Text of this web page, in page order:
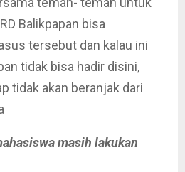
Balikpapan bisa
tersebut dan kalau ini
tidak bisa hadir disini,
tidak akan beranjak dari
masih lakukan